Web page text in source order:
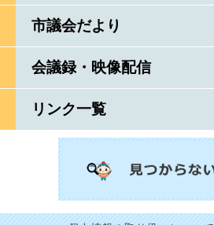
市議会だより
会議録・映像配信
リンク一覧